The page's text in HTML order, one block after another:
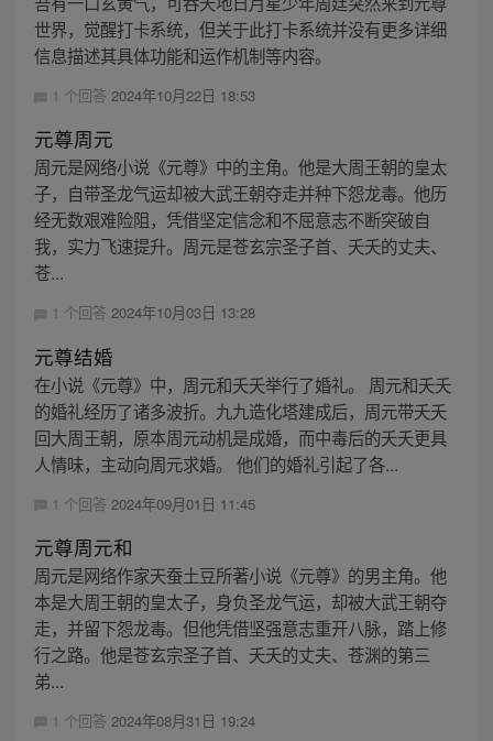
世界，觉醒打卡系统，但关于此打卡系统并没有更多详细
信息描述其具体功能和运作机制等内容。
1 个回答 2024年10月22日 18:53
元尊周元
周元是网络小说《元尊》中的主角。他是大周王朝的皇太
子，自带圣龙气运却被大武王朝夺走并种下怨龙毒。他历
经无数艰难险阻，凭借坚定信念和不屈意志不断突破自
我，实力飞速提升。周元是苍玄宗圣子首、夭夭的丈夫、
苍...
1 个回答 2024年10月03日 13:28
元尊结婚
在小说《元尊》中，周元和夭夭举行了婚礼。 周元和夭夭
的婚礼经历了诸多波折。九九造化塔建成后，周元带夭夭
回大周王朝，原本周元动机是成婚，而中毒后的夭夭更具
人情味，主动向周元求婚。 他们的婚礼引起了各...
1 个回答 2024年09月01日 11:45
元尊周元和
周元是网络作家天蚕土豆所著小说《元尊》的男主角。他
本是大周王朝的皇太子，身负圣龙气运，却被大武王朝夺
走，并留下怨龙毒。但他凭借坚强意志重开八脉，踏上修
行之路。他是苍玄宗圣子首、夭夭的丈夫、苍渊的第三
弟...
1 个回答 2024年08月31日 19:24